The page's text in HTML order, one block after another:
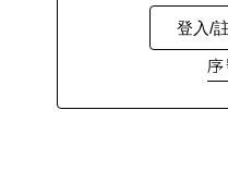
登入/